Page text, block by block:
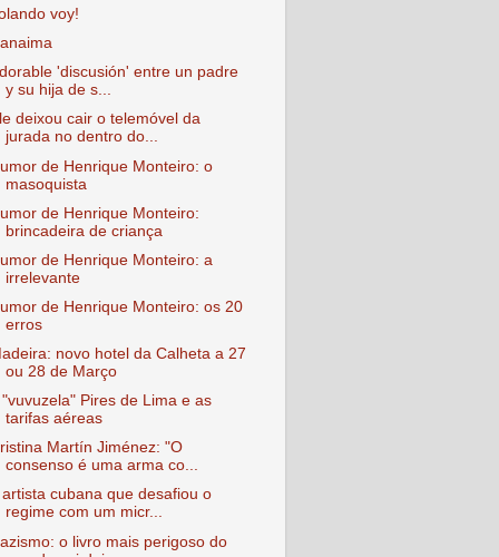
voy!
'discusión' entre un padre
y su hija de s...
deixou cair o telemóvel da
jurada no dentro do...
de Henrique Monteiro: o
masoquista
de Henrique Monteiro:
brincadeira de criança
de Henrique Monteiro: a
irrelevante
de Henrique Monteiro: os 20
erros
novo hotel da Calheta a 27
ou 28 de Março
"vuvuzela" Pires de Lima e as
tarifas aéreas
Martín Jiménez: "O
consenso é uma arma co...
artista cubana que desafiou o
regime com um micr...
o livro mais perigoso do